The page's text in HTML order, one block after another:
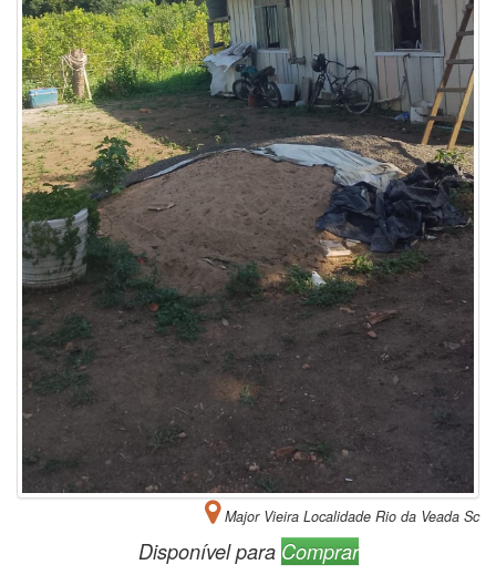
Major Vieira Localidade Rio da Veada Sc
Disponível para Comprar